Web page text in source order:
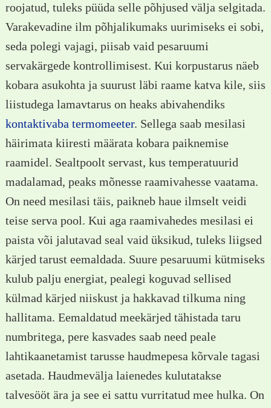
roojatud, tuleks püüda selle põhjused välja selgitada.
Varakevadine ilm põhjalikumaks uurimiseks ei sobi,
seda polegi vajagi, piisab vaid pesaruumi
servakärgede kontrollimisest. Kui korpustarus näeb
kobara asukohta ja suurust läbi raame katva kile, siis
liistudega lamavtarus on heaks abivahendiks
kontaktivaba termomeeter. Sellega saab mesilasi
häirimata kiiresti määrata kobara paiknemise
raamidel. Sealtpoolt servast, kus temperatuurid
madalamad, peaks mõnesse raamivahesse vaatama.
On need mesilasi täis, paikneb haue ilmselt veidi
teise serva pool. Kui aga raamivahedes mesilasi ei
paista või jalutavad seal vaid üksikud, tuleks liigsed
kärjed tarust eemaldada. Suure pesaruumi kütmiseks
kulub palju energiat, pealegi koguvad sellised
külmad kärjed niiskust ja hakkavad tilkuma ning
hallitama. Eemaldatud meekärjed tähistada taru
numbritega, pere kasvades saab need peale
lahtikaanetamist tarusse haudmepesa kõrvale tagasi
asetada. Haudmevälja laienedes kulutatakse
talvesööt ära ja see ei sattu vurritatud mee hulka. On